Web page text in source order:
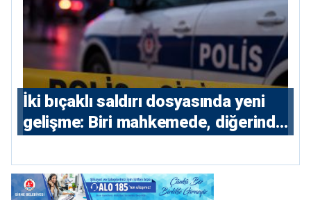
İki bıçaklı saldırı dosyasında yeni
gelişme: Biri mahkemede, diğerinde